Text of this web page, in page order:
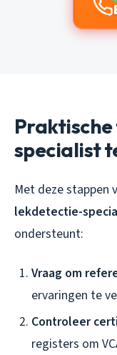
Praktische
specialist
Met deze stappen
lekdetectie-
ondersteunt:
Vraag om
ervaringen te
Controleer
registers om